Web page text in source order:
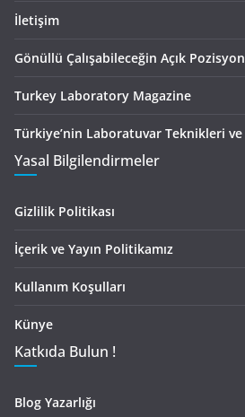
İletişim
Gönüllü Çalışabileceğin Açık
Turkey Laboratory Magazine
Türkiye’nin Laboratuvar Teknikleri
Yasal Bilgilendirmeler
Gizlilik Politikası
İçerik ve Yayın Politikamız
Kullanım Koşulları
Künye
Katkıda Bulun !
Blog Yazarlığı